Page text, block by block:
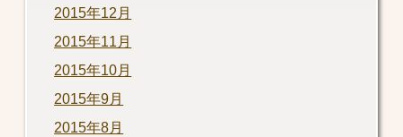
2015年12月
2015年11月
2015年10月
2015年9月
2015年8月